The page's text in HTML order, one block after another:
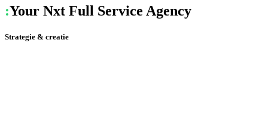
:Your Nxt Full Service Agency
Strategie & creatie